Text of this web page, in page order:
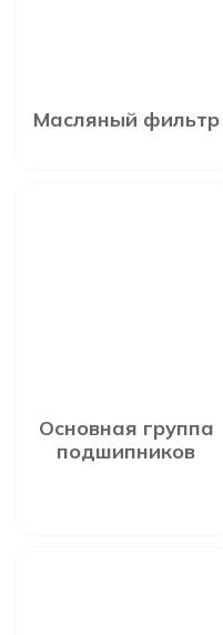
Масляный фильтр
Основная группа
подшипников